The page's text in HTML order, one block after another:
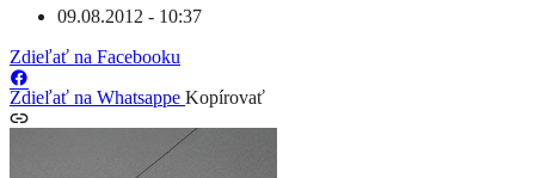
09.08.2012 - 10:37
Zdieľať na Facebooku
Zdieľať na Whatsappe Kopírovať